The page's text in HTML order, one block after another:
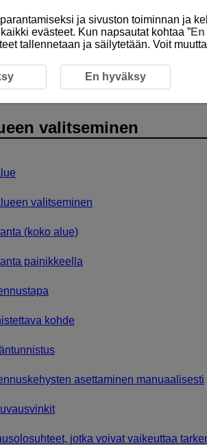
valitseminen
valitseminen
valitseminen
(koko alue)
painikkeella
kohde
asettaminen manuaalisesti
jotka voivat vaikeuttaa
ja sivuston toiminnan ja
evästeet. Kun napsautat kohtaa ”
tallennetaan ja säilytetään. Voit
En hyväksy